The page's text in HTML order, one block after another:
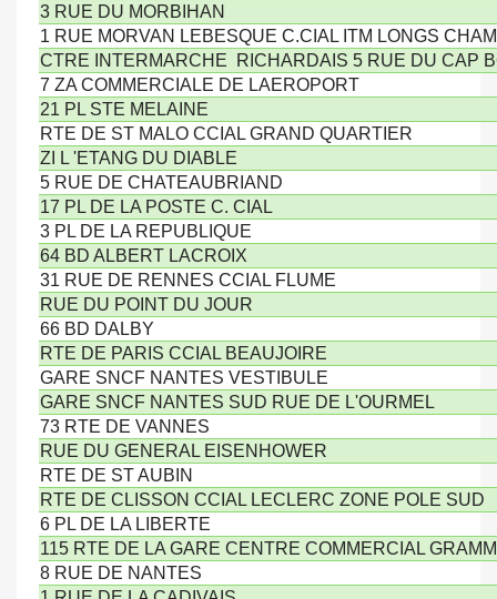
3 RUE DU MORBIHAN
1 RUE MORVAN LEBESQUE C.CIAL ITM LONGS
CTRE INTERMARCHE RICHARDAIS 5 RUE DU CAP
7 ZA COMMERCIALE DE LAEROPORT
21 PL STE MELAINE
RTE DE ST MALO CCIAL GRAND QUARTIER
ZI L 'ETANG DU DIABLE
5 RUE DE CHATEAUBRIAND
17 PL DE LA POSTE C. CIAL
3 PL DE LA REPUBLIQUE
64 BD ALBERT LACROIX
31 RUE DE RENNES CCIAL FLUME
RUE DU POINT DU JOUR
66 BD DALBY
RTE DE PARIS CCIAL BEAUJOIRE
GARE SNCF NANTES VESTIBULE
GARE SNCF NANTES SUD RUE DE L'OURMEL
73 RTE DE VANNES
RUE DU GENERAL EISENHOWER
RTE DE ST AUBIN
RTE DE CLISSON CCIAL LECLERC ZONE POLE SUD
6 PL DE LA LIBERTE
115 RTE DE LA GARE CENTRE COMMERCIAL
8 RUE DE NANTES